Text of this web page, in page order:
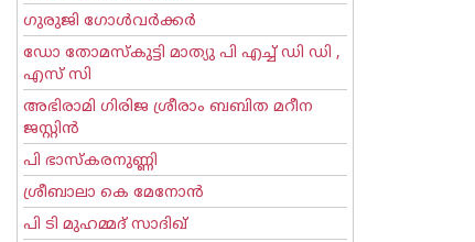
ഗുരുജി ഗോള്‍‌വര്‍ക്കര്‍
ഡോ തോമസ്കുട്ടി മാത്യു പി എച്ച് ഡി ഡി ,
എസ് സി
അഭിരാമി ഗിരിജ ശ്രീരാം ബബിത മറീന
ജസ്റ്റിന്‍
പി ഭാസ്കരനുണ്ണി
ശ്രീബാലാ കെ മേനോന്‍
പി ടി മുഹമ്മദ് സാദിഖ്‌